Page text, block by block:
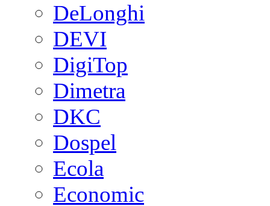
DeLonghi
DEVI
DigiTop
Dimetra
DKC
Dospel
Ecola
Economic